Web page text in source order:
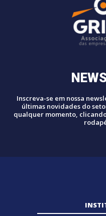
Inscreva-se em nossa
últimas novidades do
qualquer momento,